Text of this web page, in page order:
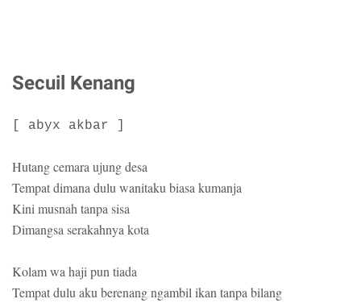
Secuil Kenang
[ abyx akbar ]
Hutang cemara ujung desa
Tempat dimana dulu wanitaku biasa kumanja
Kini musnah tanpa sisa
Dimangsa serakahnya kota
Kolam wa haji pun tiada
Tempat dulu aku berenang ngambil ikan tanpa bilang